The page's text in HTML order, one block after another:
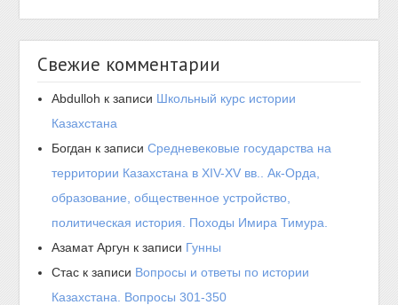
Свежие комментарии
Abdulloh к записи Школьный курс истории
Казахстана
Богдан к записиСредневековые государства на
территории Казахстана в XIV-XV вв.. Ак-Орда,
образование, общественное устройство,
политическая история. Походы Имира Тимура.
Азамат Аргун к записи Гунны
Стас к записи Вопросы и ответы по истории
Казахстана. Вопросы 301-350